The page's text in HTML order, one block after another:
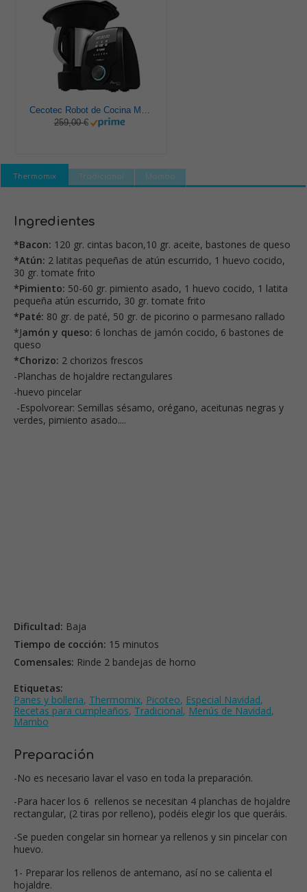
Cecotec Robot de Cocina Multifunción Mambo 9590. 1700 W, 30 Funciones, Cuchara MamboMix, Jarra Habana y Jarra de acero inoxidable de 3.3 L, Apta para lavavajillas, Báscula incorporada, Recetario
259,00 €
Thermomix Tradicional Mambo
Ingredientes
*Bacon: 120 gr. cintas bacon,10 gr. aceite, bastones de queso
*Atún: 2 latitas pequeñas de atún escurrido, 1 huevo cocido,
30 gr. tomate frito
*Pimiento: 50-60 gr. pimiento asado, 1 huevo cocido, 1 latita
pequeña atún escurrido, 30 gr. tomate frito
*Paté: 80 gr. de paté, 50 gr. de picorino o parmesano rallado
*Jamón y queso: 6 lonchas de jamón cocido, 6 bastones de
queso
*Chorizo: 2 chorizos frescos
-Planchas de hojaldre rectangulares
-huevo pincelar
-Espolvorear: Semillas sésamo, orégano, aceitunas negras y
verdes, pimiento asado....
Dificultad: Baja
Tiempo de cocción: 15 minutos
Comensales: Rinde 2 bandejas de horno
Etiquetas:
Panes y bolleria, Thermomix, Picoteo, Especial Navidad,
Recetas para cumpleaños, Tradicional, Menús de Navidad,
Mambo
Preparación
-No es necesario lavar el vaso en toda la preparación.
-Para hacer los 6 rellenos se necesitan 4 planchas de hojaldre
rectangular, (2 tiras por relleno), podéis elegir los que queráis.
-Se pueden congelar sin hornear ya rellenos y sin pincelar con
huevo.
1- Preparar los rellenos de antemano, así no se calienta el
hojaldre.